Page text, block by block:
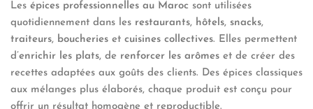
Les épices professionnelles au Maroc sont utilisées
quotidiennement dans les restaurants, hôtels, snacks,
traiteurs, boucheries et cuisines collectives. Elles permettent
d’enrichir les plats, de renforcer les arômes et de créer des
recettes adaptées aux goûts des clients. Des épices classiques
aux mélanges plus élaborés, chaque produit est conçu pour
offrir un résultat homogène et reproductible.